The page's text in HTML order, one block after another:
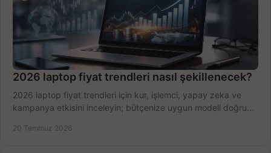
2026 laptop fiyat trendleri nasıl şekillenecek?
2026 laptop fiyat trendleri için kur, işlemci, yapay zeka ve
kampanya etkisini inceleyin; bütçenize uygun modeli doğru
20 Temmuz 2026